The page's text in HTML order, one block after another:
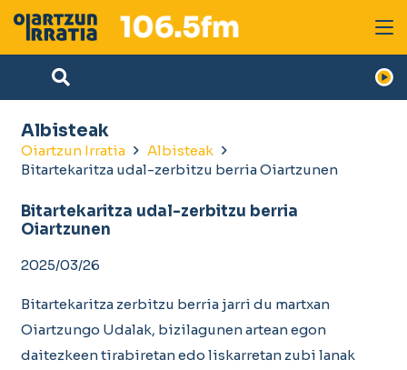
Albisteak
Oiartzun Irratia
Albisteak
Bitartekaritza udal-zerbitzu berria Oiartzunen
Bitartekaritza udal-zerbitzu berria
Oiartzunen
2025/03/26
Bitartekaritza zerbitzu berria jarri du martxan
Oiartzungo Udalak, bizilagunen artean egon
daitezkeen tirabiretan edo liskarretan zubi lanak